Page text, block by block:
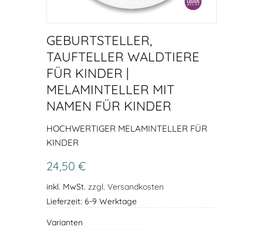
GEBURTSTELLER,
TAUFTELLER WALDTIERE
FÜR KINDER |
MELAMINTELLER MIT
NAMEN FÜR KINDER
HOCHWERTIGER MELAMINTELLER FÜR
KINDER
24,50 €
inkl. MwSt. zzgl. Versandkosten
Lieferzeit: 6-9 Werktage
Varianten